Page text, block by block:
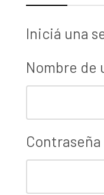
Iniciá una
Nombre de
Contraseña